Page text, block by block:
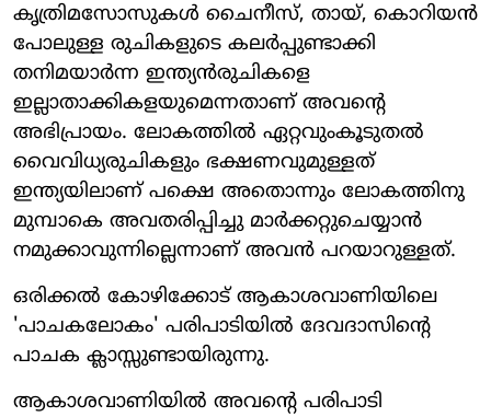
കൃത്രിമസോസുകള്‍ ചൈനീസ്, തായ്, കൊറിയന്‍
പോലുള്ള രുചികളുടെ കലര്‍പ്പുണ്ടാക്കി
തനിമയാര്‍ന്ന ഇന്ത്യന്‍രുചികളെ
ഇല്ലാതാക്കികളയുമെന്നതാണ് അവന്റെ
അഭിപ്രായം. ലോകത്തില്‍ ഏറ്റവുംകൂടുതല്‍
വൈവിധ്യരുചികളും ഭക്ഷണവുമുള്ളത്
ഇന്ത്യയിലാണ് പക്ഷെ അതൊന്നും ലോകത്തിനു
മുമ്പാകെ അവതരിപ്പിച്ചു മാര്‍ക്കറ്റുചെയ്യാന്‍
നമുക്കാവുന്നില്ലെന്നാണ് അവന്‍ പറയാറുള്ളത്.
ഒരിക്കല്‍ കോഴിക്കോട് ആകാശവാണിയിലെ
'പാചകലോകം' പരിപാടിയില്‍ ദേവദാസിന്റെ
പാചക ക്ലാസ്സുണ്ടായിരുന്നു.
ആകാശവാണിയില്‍ അവന്റെ പരിപാടി